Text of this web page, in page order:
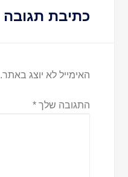
כתיבת תגובה
האימייל לא יוצג באתר.
התגובה שלך*